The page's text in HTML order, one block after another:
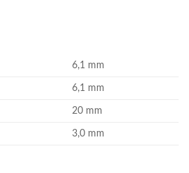
6,1 mm
6,1 mm
20 mm
3,0 mm